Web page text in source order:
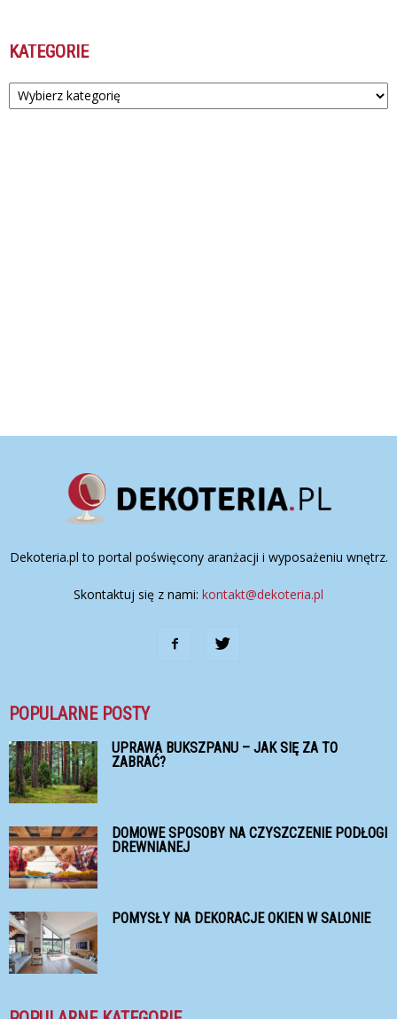
KATEGORIE
Kategorie
Dekoteria.pl to portal poświęcony aranżacji i wyposażeniu wnętrz.
Skontaktuj się z nami: kontakt@dekoteria.pl
POPULARNE POSTY
UPRAWA BUKSZPANU – JAK SIĘ ZA TO
ZABRAĆ?
DOMOWE SPOSOBY NA CZYSZCZENIE PODŁOGI
DREWNIANEJ
POMYSŁY NA DEKORACJE OKIEN W SALONIE